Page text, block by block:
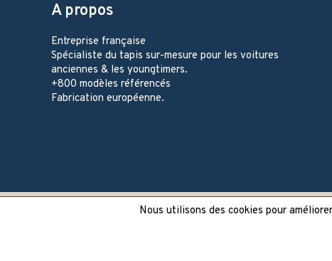
A propos
Entreprise française
Spécialiste du tapis sur-mesure pour les voitures
anciennes & les youngtimers.
+800 modèles référencés
Fabrication européenne.
Nous utilisons des cookies pour